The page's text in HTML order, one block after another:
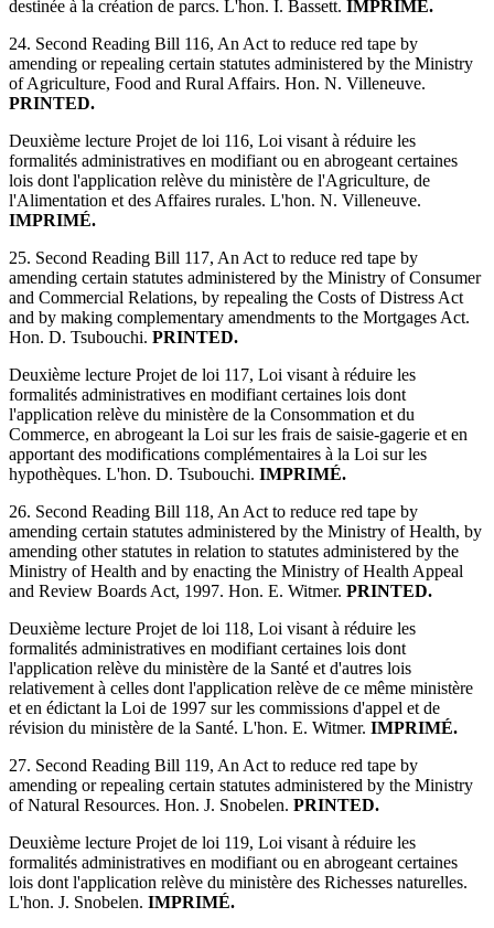
destinée à la création de parcs. L'hon. I. Bassett. IMPRIMÉ.
24. Second Reading Bill 116, An Act to reduce red tape by
amending or repealing certain statutes administered by the Ministry
of Agriculture, Food and Rural Affairs. Hon. N. Villeneuve.
PRINTED.
Deuxième lecture Projet de loi 116, Loi visant à réduire les
formalités administratives en modifiant ou en abrogeant certaines
lois dont l'application relève du ministère de l'Agriculture, de
l'Alimentation et des Affaires rurales. L'hon. N. Villeneuve.
IMPRIMÉ.
25. Second Reading Bill 117, An Act to reduce red tape by
amending certain statutes administered by the Ministry of Consumer
and Commercial Relations, by repealing the Costs of Distress Act
and by making complementary amendments to the Mortgages Act.
Hon. D. Tsubouchi. PRINTED.
Deuxième lecture Projet de loi 117, Loi visant à réduire les
formalités administratives en modifiant certaines lois dont
l'application relève du ministère de la Consommation et du
Commerce, en abrogeant la Loi sur les frais de saisie-gagerie et en
apportant des modifications complémentaires à la Loi sur les
hypothèques. L'hon. D. Tsubouchi. IMPRIMÉ.
26. Second Reading Bill 118, An Act to reduce red tape by
amending certain statutes administered by the Ministry of Health, by
amending other statutes in relation to statutes administered by the
Ministry of Health and by enacting the Ministry of Health Appeal
and Review Boards Act, 1997. Hon. E. Witmer. PRINTED.
Deuxième lecture Projet de loi 118, Loi visant à réduire les
formalités administratives en modifiant certaines lois dont
l'application relève du ministère de la Santé et d'autres lois
relativement à celles dont l'application relève de ce même ministère
et en édictant la Loi de 1997 sur les commissions d'appel et de
révision du ministère de la Santé. L'hon. E. Witmer. IMPRIMÉ.
27. Second Reading Bill 119, An Act to reduce red tape by
amending or repealing certain statutes administered by the Ministry
of Natural Resources. Hon. J. Snobelen. PRINTED.
Deuxième lecture Projet de loi 119, Loi visant à réduire les
formalités administratives en modifiant ou en abrogeant certaines
lois dont l'application relève du ministère des Richesses naturelles.
L'hon. J. Snobelen. IMPRIMÉ.